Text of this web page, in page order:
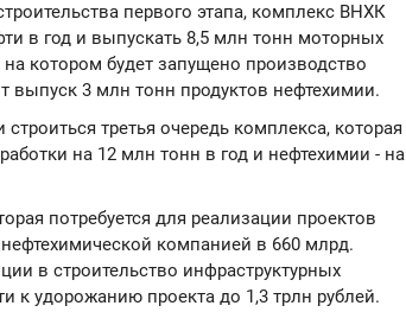
первого этапа, комплекс ВНХК
в год и выпускать 8,5 млн тонн моторных
котором будет запущено производство
выпуск 3 млн тонн продуктов нефтехимии.
третья очередь комплекса, которая
на 12 млн тонн в год и нефтехимии - на
потребуется для реализации проектов
компанией в 660 млрд.
в строительство инфраструктурных
к удорожанию проекта до 1,3 трлн рублей.